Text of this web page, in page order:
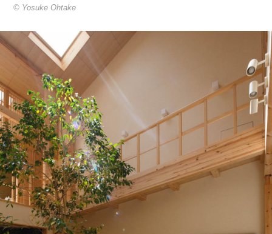
© Yosuke Ohtake